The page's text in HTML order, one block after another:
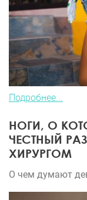
Подробнее...
НОГИ, О
ЧЕСТНЫЙ
ХИРУРГОМ
О чем думают